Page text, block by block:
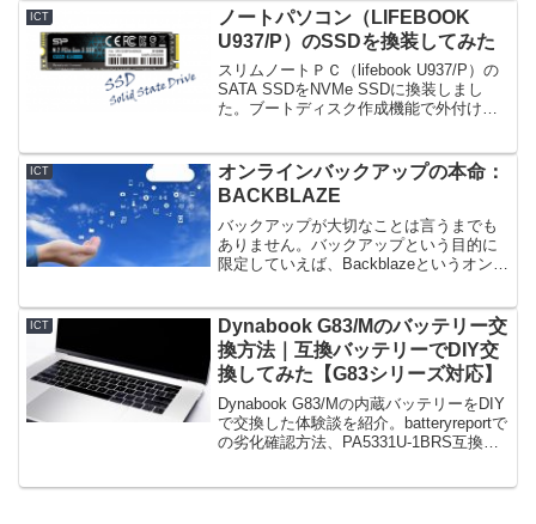
テリーの交換を行いました。お金はかけ
られないので、純正ではなく互換バッテ
リーですが。簡単に交換できたので、備
忘もかねて交換作業を記録に残します。
ICT
ノートパソコン（LIFEBOOK
U937/P）のSSDを換装してみた
スリムノートＰＣ（lifebook U937/P）の
SATA SSDをNVMe SSDに換装しまし
た。ブートディスク作成機能で外付けキ
ICT
オンラインバックアップの本命：
BACKBLAZE
バックアップが大切なことは言うまでも
ありません。バックアップという目的に
限定していえば、Backblazeというオンラ
夫すれば、さらにお得に運用することも
できます。
ICT
Dynabook G83/Mのバッテリー交
換方法｜互換バッテリーでDIY交
換してみた【G83シリーズ対応】
Dynabook G83/Mの内蔵バッテリーをDIY
で交換した体験談を紹介。batteryreportで
の劣化確認方法、PA5331U-1BRS互換バ